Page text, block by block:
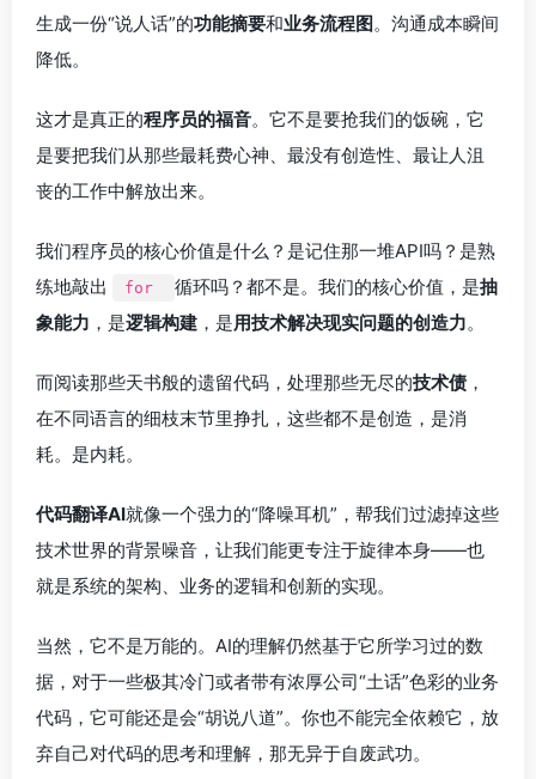
生成一份“说人话”的功能摘要和业务流程图。沟通成本瞬间
降低。
这才是真正的程序员的福音。它不是要抢我们的饭碗，它
是要把我们从那些最耗费心神、最没有创造性、最让人沮
丧的工作中解放出来。
我们程序员的核心价值是什么？是记住那一堆API吗？是熟
练地敲出
for 循环吗？都不是。我们的核心价值，是抽
象能力 ，是逻辑构建 ，是用技术解决现实问题的创造力。
而阅读那些天书般的遗留代码，处理那些无尽的技术债 ，
在不同语言的细枝末节里挣扎，这些都不是创造，是消
耗。是内耗。
代码翻译AI就像一个强力的“降噪耳机”，帮我们过滤掉这些
技术世界的背景噪音，让我们能更专注于旋律本身——也
就是系统的架构、业务的逻辑和创新的实现。
当然，它不是万能的。AI的理解仍然基于它所学习过的数
据，对于一些极其冷门或者带有浓厚公司“土话”色彩的业务
代码，它可能还是会“胡说八道”。你也不能完全依赖它，放
弃自己对代码的思考和理解，那无异于自废武功。